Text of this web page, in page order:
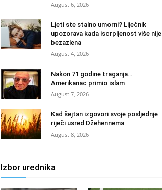
August 6, 2026
Ljeti ste stalno umorni? Liječnik
upozorava kada iscrpljenost više nije
bezazlena
August 4, 2026
Nakon 71 godine traganja…
Amerikanac primio islam
August 7, 2026
Kad šejtan izgovori svoje posljednje
riječi usred Džehennema
August 8, 2026
Izbor urednika